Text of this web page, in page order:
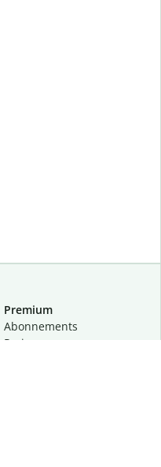
Premium
Abon­ne­ments
Preise